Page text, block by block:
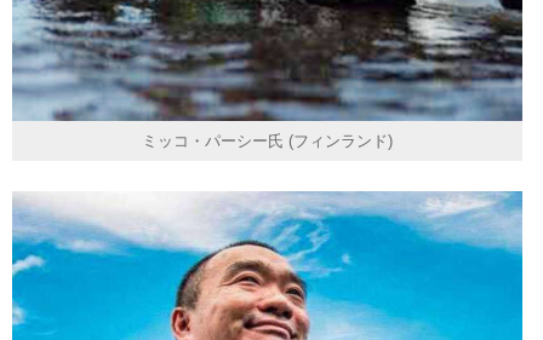
ミッコ・パーシー氏 (フィンランド)